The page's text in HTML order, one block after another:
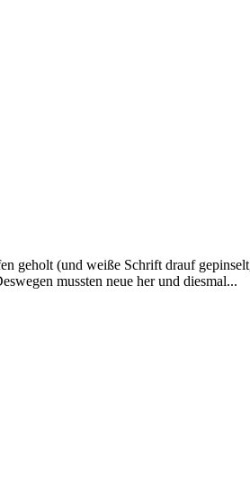
(und weiße Schrift drauf
mussten neue her und diesmal...